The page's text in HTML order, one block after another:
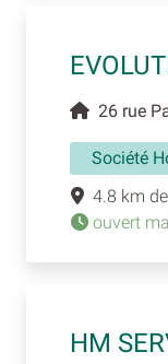
26 rue
Société
4.8 km
ouvert
HM